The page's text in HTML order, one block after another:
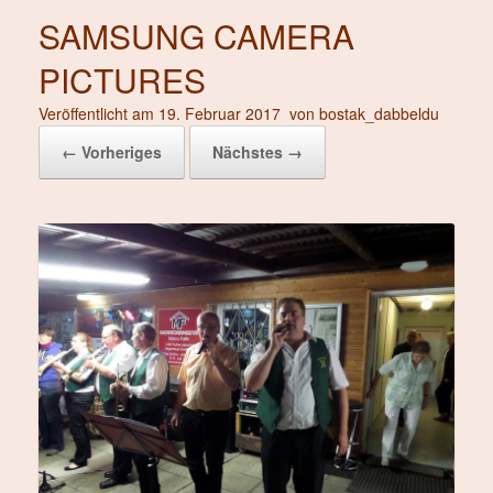
SAMSUNG CAMERA
PICTURES
Veröffentlicht am 19. Februar 2017 von bostak_dabbeldu
← Vorheriges
Nächstes →